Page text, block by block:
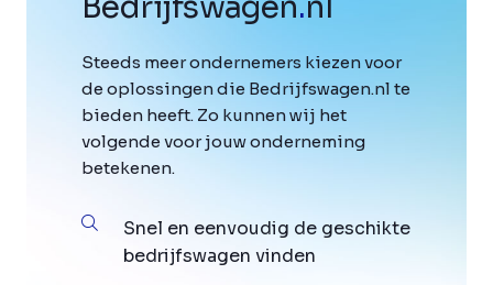
Steeds meer ondernemers kiezen voor
de oplossingen die Bedrijfswagen.nl te
bieden heeft. Zo kunnen wij het
volgende voor jouw onderneming
betekenen.
Snel en eenvoudig de geschikte
bedrijfswagen vinden